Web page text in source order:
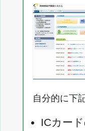
自分的に下
ICカー